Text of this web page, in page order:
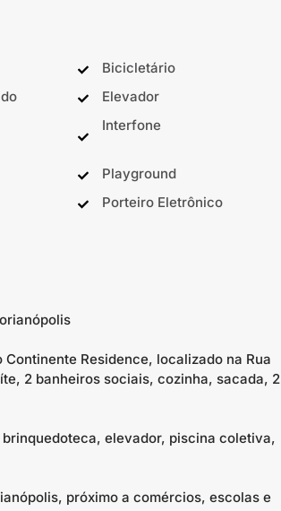
Bicicletário
Elevador
Interfone
Playground
Porteiro Eletrônico
Residence, localizado na Rua
2 banheiros sociais, cozinha, sacada, 2
elevador, piscina coletiva,
próximo a comércios, escolas e